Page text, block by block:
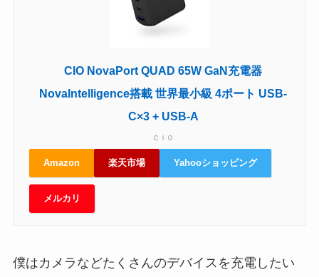
CIO NovaPort QUAD 65W GaN充電器
NovaIntelligence搭載 世界最小級 4ポート USB-
C×3 + USB-A
ＣＩＯ
Amazon 楽天市場 Yahooショッピング
メルカリ
僕はカメラなどたくさんのデバイスを充電したい